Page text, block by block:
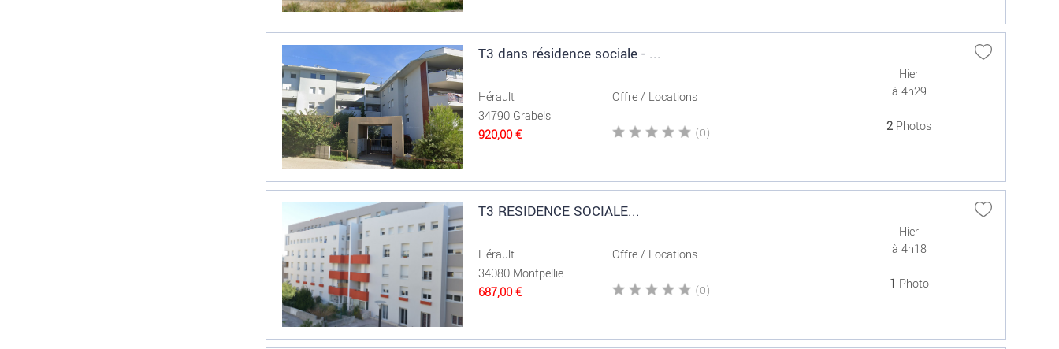
T3 dans résidence sociale - ...
Hérault
34790 Grabels
920,00 €
Offre / Locations
(0)
Hier
à 4h29
2 Photos
T3 RESIDENCE SOCIALE...
Hérault
34080 Montpellie...
687,00 €
Offre / Locations
(0)
Hier
à 4h18
1 Photo